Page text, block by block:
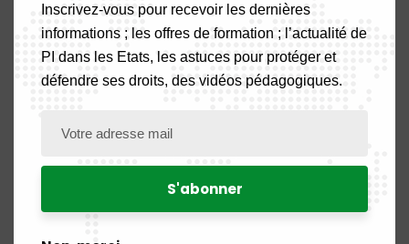
novembre 2025
octobre 2025
août 2025 14
juillet 2025 16
Inscrivez-vous pour recevoir les dernières
informations ; les offres de formation ; l’actualité de
PI dans les Etats, les astuces pour protéger et
défendre ses droits, des vidéos pédagogiques.